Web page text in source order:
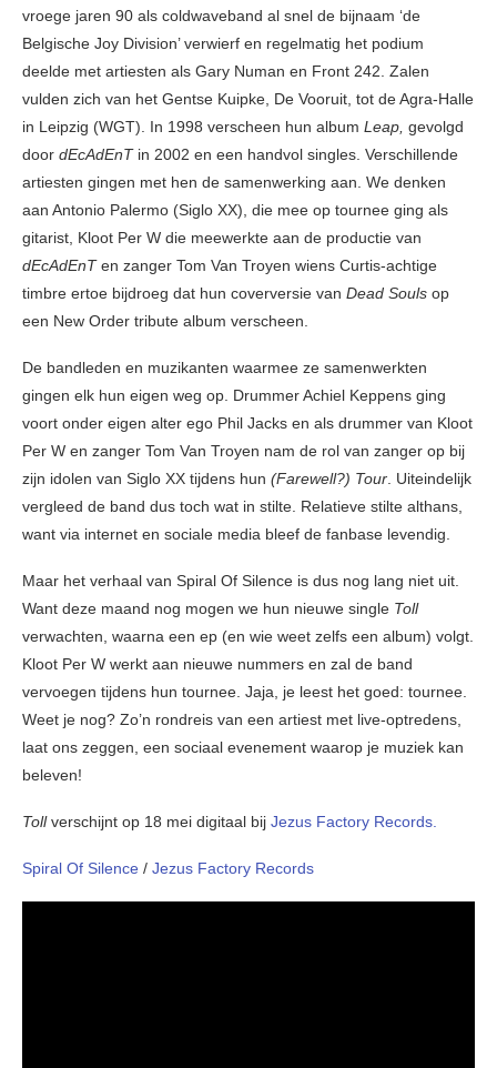
vroege jaren 90 als coldwaveband al snel de bijnaam ‘de
Belgische Joy Division’ verwierf en regelmatig het podium
deelde met artiesten als Gary Numan en Front 242. Zalen
vulden zich van het Gentse Kuipke, De Vooruit, tot de Agra-Halle
in Leipzig (WGT). In 1998 verscheen hun album Leap, gevolgd
door dEcAdEnTin 2002 en een handvol singles. Verschillende
artiesten gingen met hen de samenwerking aan. We denken
aan Antonio Palermo (Siglo XX), die mee op tournee ging als
gitarist, Kloot Per W die meewerkte aan de productie van
dEcAdEnTen zanger Tom Van Troyen wiens Curtis-achtige
timbre ertoe bijdroeg dat hun coverversie van Dead Souls op
een New Order tribute album verscheen.
De bandleden en muzikanten waarmee ze samenwerkten
gingen elk hun eigen weg op. Drummer Achiel Keppens ging
voort onder eigen alter ego Phil Jacks en als drummer van Kloot
Per W en zanger Tom Van Troyen nam de rol van zanger op bij
zijn idolen van Siglo XX tijdens hun (Farewell?) Tour . Uiteindelijk
vergleed de band dus toch wat in stilte. Relatieve stilte althans,
want via internet en sociale media bleef de fanbase levendig.
Maar het verhaal van Spiral Of Silence is dus nog lang niet uit.
Want deze maand nog mogen we hun nieuwe single Toll
verwachten, waarna een ep (en wie weet zelfs een album) volgt.
Kloot Per W werkt aan nieuwe nummers en zal de band
vervoegen tijdens hun tournee. Jaja, je leest het goed: tournee.
Weet je nog? Zo’n rondreis van een artiest met live-optredens,
laat ons zeggen, een sociaal evenement waarop je muziek kan
beleven!
Tollverschijnt op 18 mei digitaal bij Jezus Factory Records.
Spiral Of Silence / Jezus Factory Records